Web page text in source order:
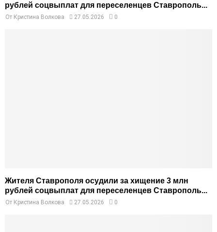
рублей соцвыплат для переселенцев Ставрополь...
От Кристина Волкова 27.05.2026 0
Жителя Ставрополя осудили за хищение 3 млн
рублей соцвыплат для переселенцев Ставрополь...
От Кристина Волкова 27.05.2026 0